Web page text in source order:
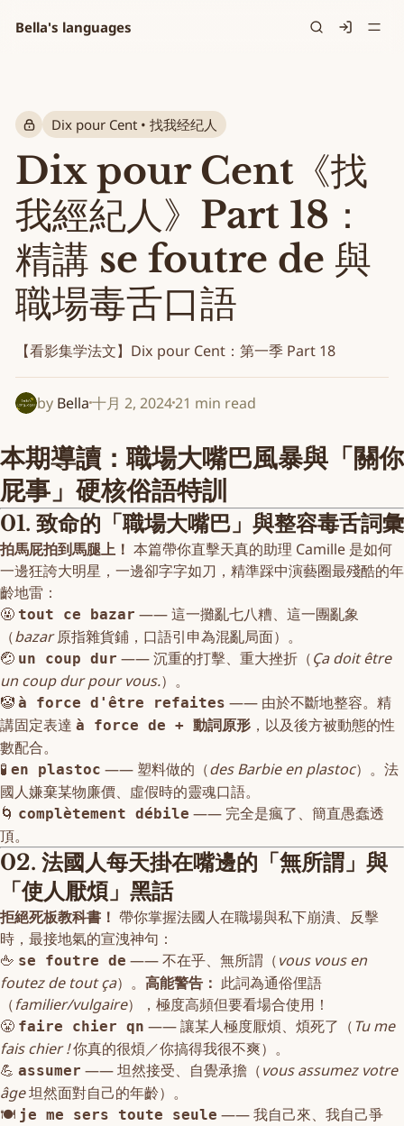
Bella's languages
Dix pour Cent • 找我经纪人
Dix pour Cent《找
我經紀人》Part 18：
精講 se foutre de 與
職場毒舌口語
【看影集学法文】Dix pour Cent：第一季 Part 18
by Bella十月 2, 202421 min read
本期導讀：職場大嘴巴風暴與「關你
屁事」硬核俗語特訓
01. 致命的「職場大嘴巴」與整容毒舌詞彙
拍馬屁拍到馬腿上！ 本篇帶你直擊天真的助理 Camille 是如何
一邊狂誇大明星，一邊卻字字如刀，精準踩中演藝圈最殘酷的年
齡地雷：
🤬 tout ce bazar —— 這一攤亂七八糟、這一團亂象
（bazar原指雜貨鋪，口語引申為混亂局面）。
🤕 un coup dur —— 沉重的打擊、重大挫折（Ça doit être
un coup dur pour vous.）。
🤡 à force d'être refaites —— 由於不斷地整容。精
講固定表達 à force de + 動詞原形 ，以及後方被動態的性
數配合。
🧪 en plastoc —— 塑料做的（des Barbie en plastoc）。法
國人嫌棄某物廉價、虛假時的靈魂口語。
🌀 complètement débile —— 完全是瘋了、簡直愚蠢透
頂。
02. 法國人每天掛在嘴邊的「無所謂」與
「使人厭煩」黑話
拒絕死板教科書！ 帶你掌握法國人在職場與私下崩潰、反擊
時，最接地氣的宣洩神句：
🖕 se foutre de —— 不在乎、無所謂（vous vous en
foutez de tout ça）。 高能警告： 此詞為通俗俚語
（familier/vulgaire），極度高頻但要看場合使用！
😤 faire chier qn —— 讓某人極度厭煩、煩死了（Tu me
fais chier !你真的很煩／你搞得我很不爽）。
💪 assumer —— 坦然接受、自覺承擔（vous assumez votre
âge坦然面對自己的年齡）。
🍽️ je me sers toute seule —— 我自己來、我自己爭